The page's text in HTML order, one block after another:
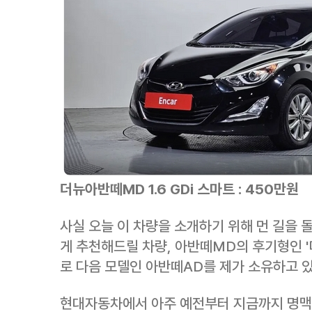
더뉴아반떼MD 1.6 GDi 스마트 : 450만원
사실 오늘 이 차량을 소개하기 위해 먼 길을
게 추천해드릴 차량, 아반떼MD의 후기형인
로 다음 모델인 아반떼AD를 제가 소유하고
현대자동차에서 아주 예전부터 지금까지 명